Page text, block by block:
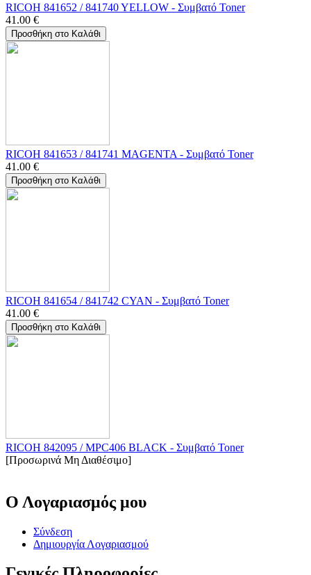
RICOH 841652 / 841740 YELLOW - Συμβατό Toner
41.00 €
Προσθήκη στο Καλάθι
RICOH 841653 / 841741 MAGENTA - Συμβατό Toner
41.00 €
Προσθήκη στο Καλάθι
RICOH 841654 / 841742 CYAN - Συμβατό Toner
41.00 €
Προσθήκη στο Καλάθι
RICOH 842095 / MPC406 BLACK - Συμβατό Toner
[Προσωρινά Μη Διαθέσιμο]
Ο Λογαριασμός μου
Σύνδεση
Δημιουργία Λογαριασμού